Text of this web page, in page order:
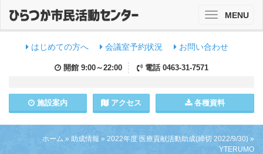
はじめての方へ 会議室予約状況 お問い合わせ
開館 9:00～22:00 電話 0463-31-7571
施設案内 アクセス 各種資料
ToggleMENU
ホーム » 助成情報 » 2022年度 医療貢献活動助成(締切 2022/9/30) »
YTERUMO